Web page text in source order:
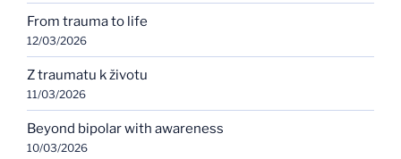
From trauma to life
12/03/2026
Z traumatu k životu
11/03/2026
Beyond bipolar with awareness
10/03/2026